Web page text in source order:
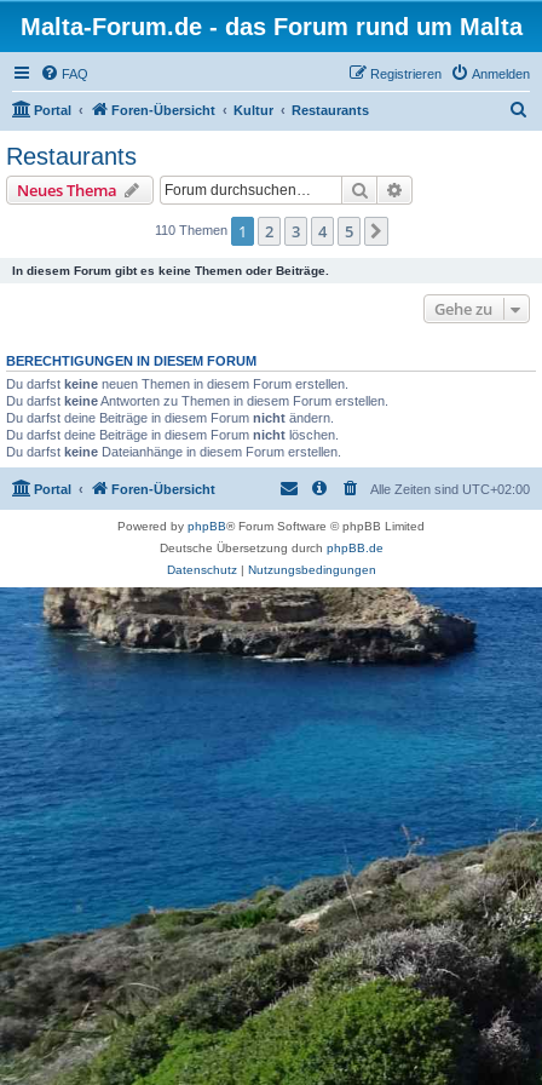
Malta-Forum.de - das Forum rund um Malta
FAQ Anmelden
Registrieren
Portal Foren-Übersicht Kultur Restaurants
Restaurants
Neues Thema Suche
110 Themen 1 2 3 4 5
In diesem Forum gibt es keine Themen oder Beiträge.
Gehe zu
BERECHTIGUNGEN IN DIESEM FORUM
Du darfst keine neuen Themen in diesem Forum erstellen.
Du darfst keineAntworten zu Themen in diesem Forum erstellen.
Du darfst deine Beiträge in diesem Forum nicht ändern.
Du darfst deine Beiträge in diesem Forum nicht löschen.
Du darfst keine Dateianhänge in diesem Forum erstellen.
Portal Foren-Übersicht Alle Zeiten sind UTC+02:00
Powered by phpBB® Forum Software © phpBB Limited
Deutsche Übersetzung durch phpBB.de
Datenschutz| Nutzungsbedingungen